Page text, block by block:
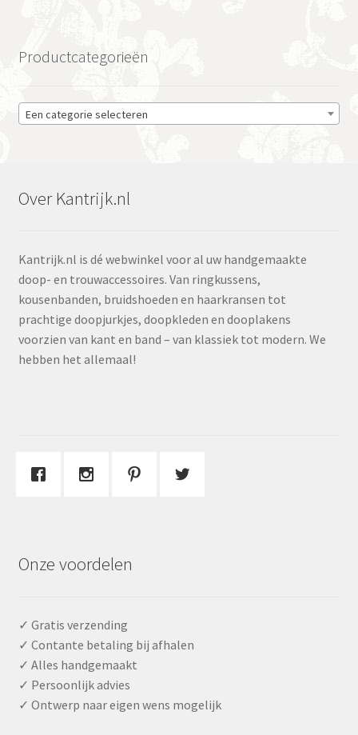
Productcategorieën
Een categorie selecteren
Over Kantrijk.nl
Kantrijk.nl is dé webwinkel voor al uw handgemaakte
doop- en trouwaccessoires. Van ringkussens,
kousenbanden, bruidshoeden en haarkransen tot
prachtige doopjurkjes, doopkleden en dooplakens
voorzien van kant en band – van klassiek tot modern. We
hebben het allemaal!
Onze voordelen
✓ Gratis verzending
✓ Contante betaling bij afhalen
✓ Alles handgemaakt
✓ Persoonlijk advies
✓ Ontwerp naar eigen wens mogelijk